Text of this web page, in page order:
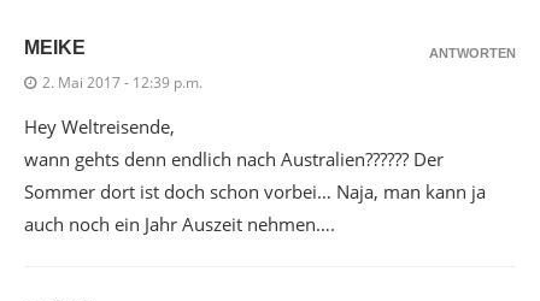
MEIKE
2. Mai 2017 - 12:39 p.m.
Hey Weltreisende,
wann gehts denn endlich nach Australien?????? Der
Sommer dort ist doch schon vorbei… Naja, man kann ja
auch noch ein Jahr Auszeit nehmen….
ANTWORTEN